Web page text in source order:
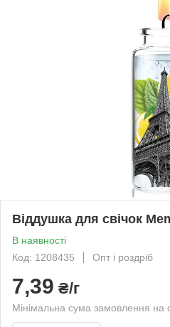
Віддушка для свічок
В наявності
Код: 1208435
Опт і роздріб
7,39 ₴/г
Мінімальна сума замовлення на